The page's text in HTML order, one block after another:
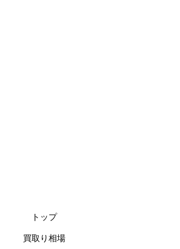
トップ
買取り相場